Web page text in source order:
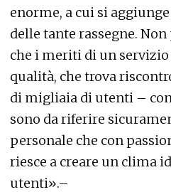
enorme, a cui si
delle tante rassegne.
che i meriti di un
qualità, che trova
di migliaia di utenti –
sono da riferire
personale che con
riesce a creare un clima
utenti».–